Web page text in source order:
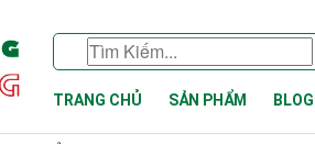
TRANG CHỦ SẢN PHẨM BLOG